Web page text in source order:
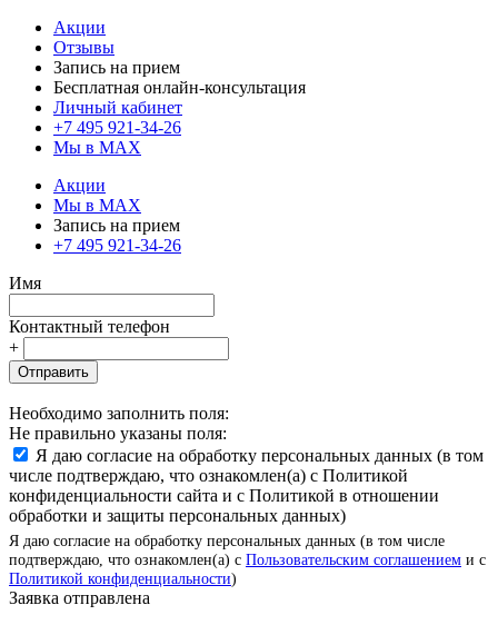
Акции
Отзывы
Запись на прием
Бесплатная онлайн-консультация
Личный кабинет
+7 495 921-34-26
Мы в MAX
Акции
Мы в MAX
Запись на прием
+7 495 921-34-26
Имя
Контактный телефон
+
Отправить
Необходимо заполнить поля:
Не правильно указаны поля:
Я даю согласие на обработку персональных данных (в том
числе подтверждаю, что ознакомлен(а) с Политикой
конфиденциальности сайта и с Политикой в отношении
обработки и защиты персональных данных)
Я даю согласие на обработку персональных данных (в том числе
подтверждаю, что ознакомлен(а) с Пользовательским соглашением и с
Политикой конфиденциальности)
Заявка отправлена